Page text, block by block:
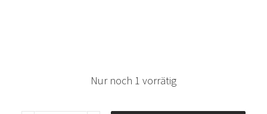
Nur noch 1 vorrätig